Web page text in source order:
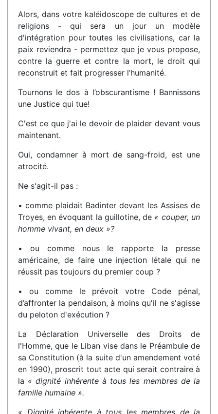
Alors, dans votre kaléidoscope de cultures et de
religions - qui sera un jour un modèle
d'intégration pour toutes les civilisations, car la
paix reviendra - permettez que je vous propose,
contre la guerre et contre la mort, le droit qui
reconstruit et fait progresser l’humanité.
Tournons le dos à l’obscurantisme ! Bannissons
une Justice qui tue!
C'est ce que j'ai le devoir de plaider devant vous
maintenant.
Oui, condamner à mort de sang-froid, est une
atrocité.
Ne s'agit-il pas :
• comme plaidait Badinter devant les Assises de
Troyes, en évoquant la guillotine, de « couper, un
homme vivant, en deux »?
• ou comme nous le rapporte la presse
américaine, de faire une injection létale qui ne
réussit pas toujours du premier coup ?
• ou comme le prévoit votre Code pénal,
d’affronter la pendaison, à moins qu'il ne s'agisse
du peloton d'exécution ?
La Déclaration Universelle des Droits de
l'Homme, que le Liban vise dans le Préambule de
sa Constitution (à la suite d'un amendement voté
en 1990), proscrit tout acte qui serait contraire à
la « dignité inhérente à tous les membres de la
famille humaine ».
« Dignité inhérente à tous les membres de la